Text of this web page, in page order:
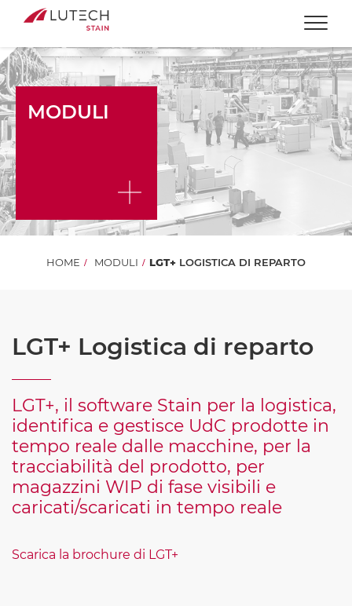
MODULI
HOME MODULI LGT+ LOGISTICA DI REPARTO
LGT+ Logistica di reparto
LGT+, il software Stain per la logistica,
identifica e gestisce UdC prodotte in
tempo reale dalle macchine, per la
tracciabilità del prodotto, per
magazzini WIP di fase visibili e
caricati/scaricati in tempo reale
Scarica la brochure di LGT+